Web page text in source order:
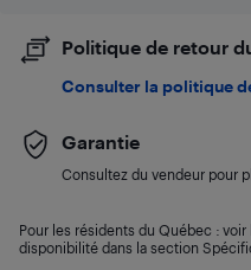
Politique de retour
Consulter la politique
Garantie
Consultez du vendeur pour
Pour les résidents du Québec :
disponibilité dans la section